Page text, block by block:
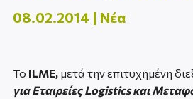
08.02.2014 | Νέα
Το ILME, μετά την επιτυχημένη
για Εταιρείες Logistics και